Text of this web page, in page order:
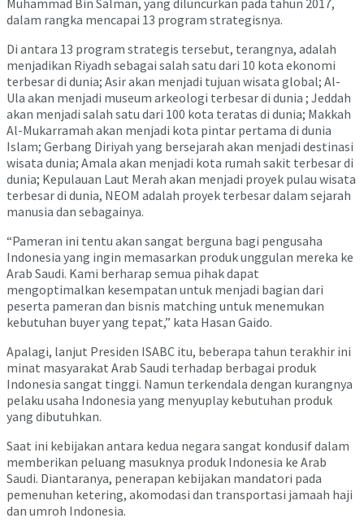
Muhammad Bin Salman, yang diluncurkan pada tahun 2017,
dalam rangka mencapai 13 program strategisnya.
Di antara 13 program strategis tersebut, terangnya, adalah
menjadikan Riyadh sebagai salah satu dari 10 kota ekonomi
terbesar di dunia; Asir akan menjadi tujuan wisata global; Al-
Ula akan menjadi museum arkeologi terbesar di dunia ; Jeddah
akan menjadi salah satu dari 100 kota teratas di dunia; Makkah
Al-Mukarramah akan menjadi kota pintar pertama di dunia
Islam; Gerbang Diriyah yang bersejarah akan menjadi destinasi
wisata dunia; Amala akan menjadi kota rumah sakit terbesar di
dunia; Kepulauan Laut Merah akan menjadi proyek pulau wisata
terbesar di dunia, NEOM adalah proyek terbesar dalam sejarah
manusia dan sebagainya.
“Pameran ini tentu akan sangat berguna bagi pengusaha
Indonesia yang ingin memasarkan produk unggulan mereka ke
Arab Saudi. Kami berharap semua pihak dapat
mengoptimalkan kesempatan untuk menjadi bagian dari
peserta pameran dan bisnis matching untuk menemukan
kebutuhan buyer yang tepat,” kata Hasan Gaido.
Apalagi, lanjut Presiden ISABC itu, beberapa tahun terakhir ini
minat masyarakat Arab Saudi terhadap berbagai produk
Indonesia sangat tinggi. Namun terkendala dengan kurangnya
pelaku usaha Indonesia yang menyuplay kebutuhan produk
yang dibutuhkan.
Saat ini kebijakan antara kedua negara sangat kondusif dalam
memberikan peluang masuknya produk Indonesia ke Arab
Saudi. Diantaranya, penerapan kebijakan mandatori pada
pemenuhan ketering, akomodasi dan transportasi jamaah haji
dan umroh Indonesia.